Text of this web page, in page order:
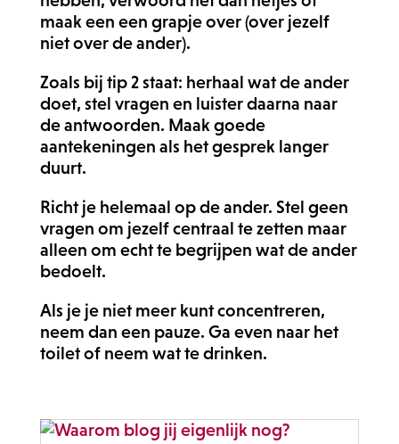
maak een een grapje over (over jezelf
niet over de ander).
Zoals bij tip 2 staat: herhaal wat de ander
doet, stel vragen en luister daarna naar
de antwoorden. Maak goede
aantekeningen als het gesprek langer
duurt.
Richt je helemaal op de ander. Stel geen
vragen om jezelf centraal te zetten maar
alleen om echt te begrijpen wat de ander
bedoelt.
Als je je niet meer kunt concentreren,
neem dan een pauze. Ga even naar het
toilet of neem wat te drinken.